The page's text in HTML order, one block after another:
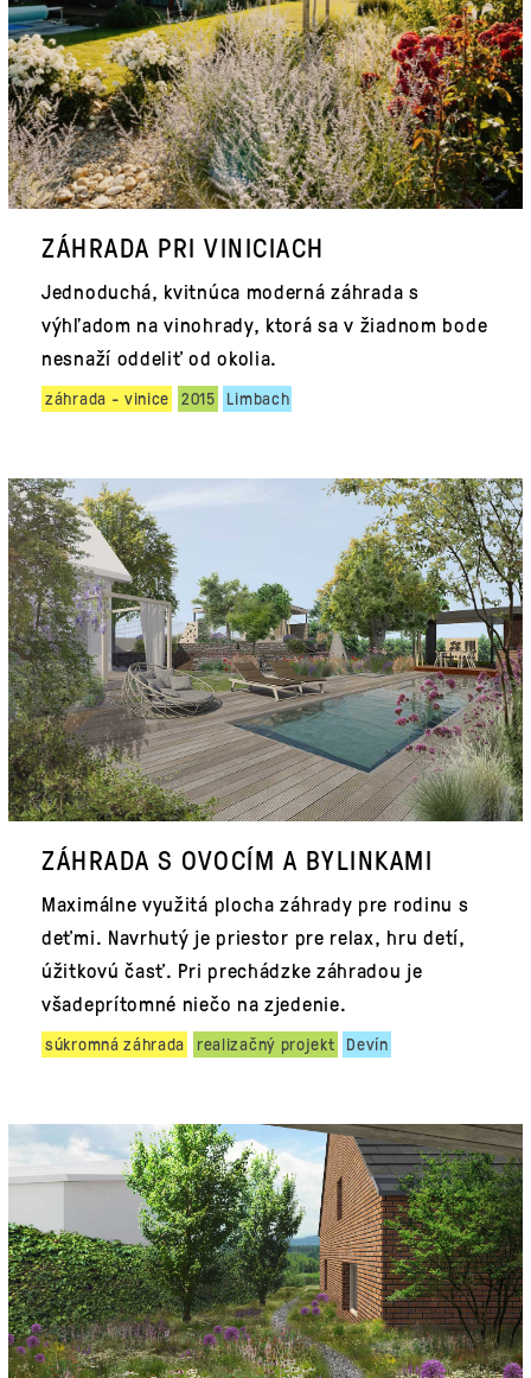
ZÁHRADA PRI VINICIACH
Jednoduchá, kvitnúca moderná záhrada s
výhľadom na vinohrady, ktorá sa v žiadnom bode
nesnaží oddeliť od okolia.
záhrada - vinice 2015 Limbach
ZÁHRADA S OVOCÍM A BYLINKAMI
Maximálne využitá plocha záhrady pre rodinu s
deťmi. Navrhutý je priestor pre relax, hru detí,
úžitkovú časť. Pri prechádzke záhradou je
všadeprítomné niečo na zjedenie.
súkromná záhrada realizačný projekt Devín